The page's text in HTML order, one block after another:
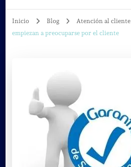
Inicio Blog Atención al cliente
empiezan a preocuparse por el cliente